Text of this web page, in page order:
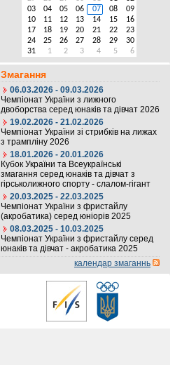
03
04 05 06 07 08
09
10
11 12 13 14 15
16
17
18 19 20 21 22
23
24
25 26 27 28 29
30
31
1 2 3 4 5 6
Змагання
06.03.2026 - 09.03.2026
Чемпіонат України з лижного
двоборства серед юнаків та дівчат 2026
19.02.2026 - 21.02.2026
Чемпіонат України зі стрибків на лижах
з трампліну 2026
18.01.2026 - 20.01.2026
Кубок України та Всеукраїнські
змагання серед юнаків та дівчат з
гірськолижного спорту - слалом-гігант
20.03.2025 - 22.03.2025
Чемпіонат України з фристайлу
(акробатика) серед юніорів 2025
08.03.2025 - 10.03.2025
Чемпіонат України з фристайлу серед
юнаків та дівчат - акробатика 2025
календар змаганнь